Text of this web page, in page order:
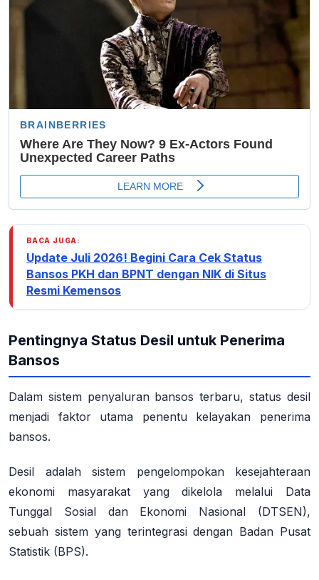
BACA JUGA:
Update Juli 2026! Begini Cara Cek Status
Bansos PKH dan BPNT dengan NIK di Situs
Resmi Kemensos
Pentingnya Status Desil untuk Penerima
Bansos
Dalam sistem penyaluran bansos terbaru, status desil
menjadi faktor utama penentu kelayakan penerima
bansos.
Desil adalah sistem pengelompokan kesejahteraan
ekonomi masyarakat yang dikelola melalui Data
Tunggal Sosial dan Ekonomi Nasional (DTSEN),
sebuah sistem yang terintegrasi dengan Badan Pusat
Statistik (BPS).